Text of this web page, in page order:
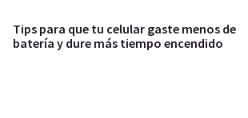
Tips para que tu celular gaste menos de
batería y dure más tiempo encendido